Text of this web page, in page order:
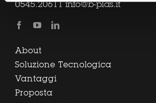
0545.20611 info@b-plas.it
About
Soluzione Tecnologica
Vantaggi
Proposta